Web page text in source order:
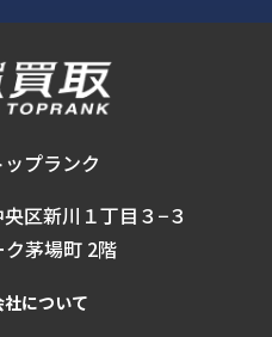
プランク
区新川１丁目３−３
茅場町 2階
について